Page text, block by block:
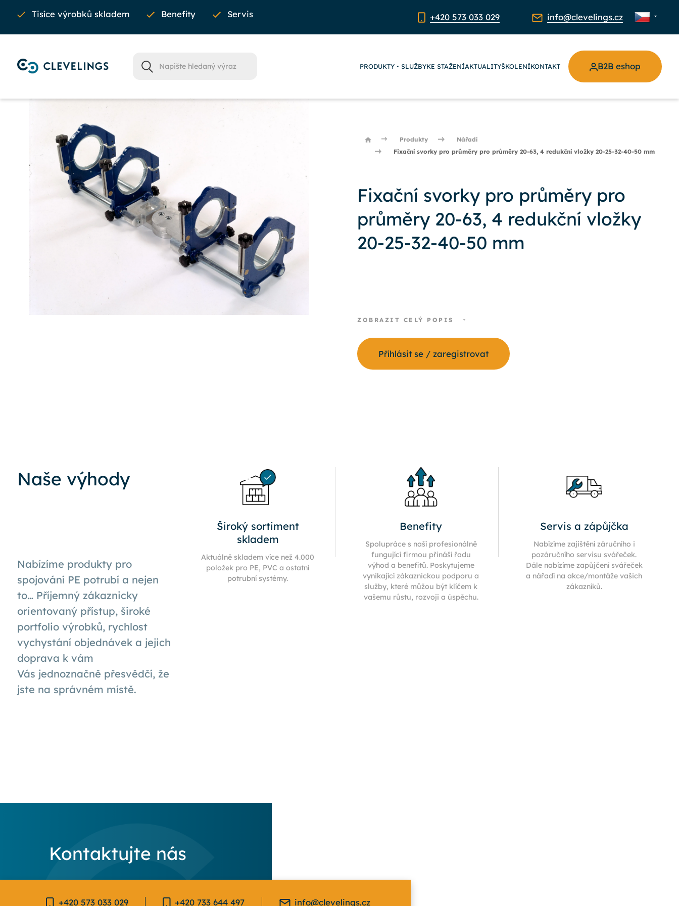
Tisíce výrobků skladem Benefity Servis +420 573 033 029 info@clevelings.cz
PRODUKTY SLUŽBYKE STAŽENÍAKTUALITYŠKOLENÍKONTAKT B2B eshop
Produkty
Nářadí
Fixační svorky pro průměry pro průměry 20-63, 4 redukční vložky 20-25-32-40-50 mm
Fixační svorky pro průměry pro
průměry 20-63, 4 redukční vložky
20-25-32-40-50 mm
ZOBRAZIT CELÝ POPIS
Příhlásit se / zaregistrovat
Naše výhody
Nabízíme produkty pro
spojování PE potrubí a nejen
to… Příjemný zákaznicky
orientovaný přístup, široké
portfolio výrobků, rychlost
vychystání objednávek a jejich
doprava k vám
Vás jednoznačně přesvědčí, že
jste na správném místě.
Široký sortiment
skladem
Aktuálně skladem více než 4.000
položek pro PE, PVC a ostatní
potrubní systémy.
Benefity
Spolupráce s naší profesionálně
fungující firmou přináší řadu
výhod a benefitů. Poskytujeme
vynikající zákaznickou podporu a
služby, které můžou být klíčem k
vašemu růstu, rozvoji a úspěchu.
Servis a zápůjčka
Nabízíme zajištění záručního i
pozáručního servisu svářeček.
Dále nabízíme zapůjčení svářeček
a nářadí na akce/montáže vašich
zákazníků.
Kontaktujte nás
+420 573 033 029 +420 733 644 497 info@clevelings.cz